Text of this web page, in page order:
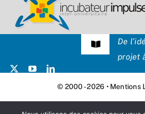
Navigation
Témoignages
De
projet
© 2000 - 2026 • Mentions